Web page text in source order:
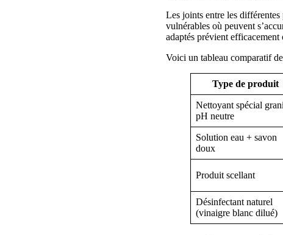
Les joints entre les
vulnérables où peuvent
adaptés prévient efficacement
Voici un tableau comparatif
Type de produit
Nettoyant spécial
pH neutre
Solution eau + savon
doux
Produit scellant
Désinfectant naturel
(vinaigre blanc dilué)